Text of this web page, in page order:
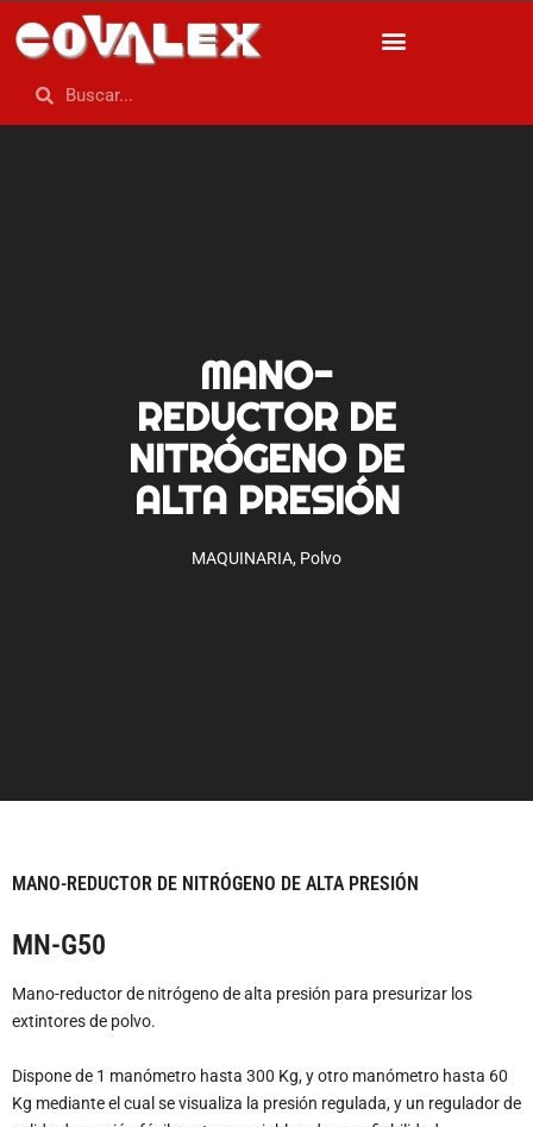
MANO-
REDUCTOR DE
NITRÓGENO DE
ALTA PRESIÓN
MAQUINARIA, Polvo
MANO-REDUCTOR DE NITRÓGENO DE ALTA PRESIÓN
MN-G50
Mano-reductor de nitrógeno de alta presión para presurizar los
extintores de polvo.
Dispone de 1 manómetro hasta 300 Kg, y otro manómetro hasta 60
Kg mediante el cual se visualiza la presión regulada, y un regulador de